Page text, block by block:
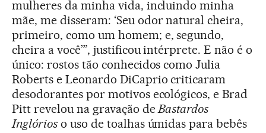
mulheres da minha vida, incluindo minha
mãe, me disseram: ‘Seu odor natural cheira,
primeiro, como um homem; e, segundo,
cheira a você’”, justificou intérprete. E não é o
único: rostos tão conhecidos como Julia
Roberts e Leonardo DiCaprio criticaram
desodorantes por motivos ecológicos, e Brad
Pitt revelou na gravação deBastardos
Inglórioso uso de toalhas úmidas para bebês